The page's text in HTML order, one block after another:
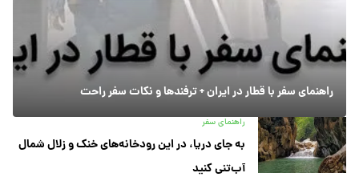
راهنمای سفر با قطار در ایران + ترفندها و نکات سفر راحت
راهنمای سفر
به جای دریا، در این رودخانه‌های خنک و زلال شمال
آب‌تنی کنید